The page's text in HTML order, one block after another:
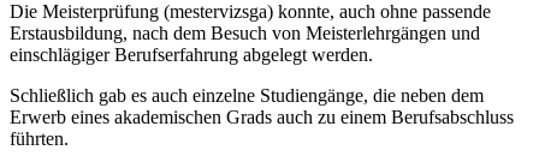
Die Meisterprüfung (mestervizsga) konnte, auch ohne passende
Erstausbildung, nach dem Besuch von Meisterlehrgängen und
einschlägiger Berufserfahrung abgelegt werden.
Schließlich gab es auch einzelne Studiengänge, die neben dem
Erwerb eines akademischen Grads auch zu einem Berufsabschluss
führten.